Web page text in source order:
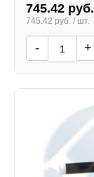
745.42 руб.
745.42 руб. / шт.
- +